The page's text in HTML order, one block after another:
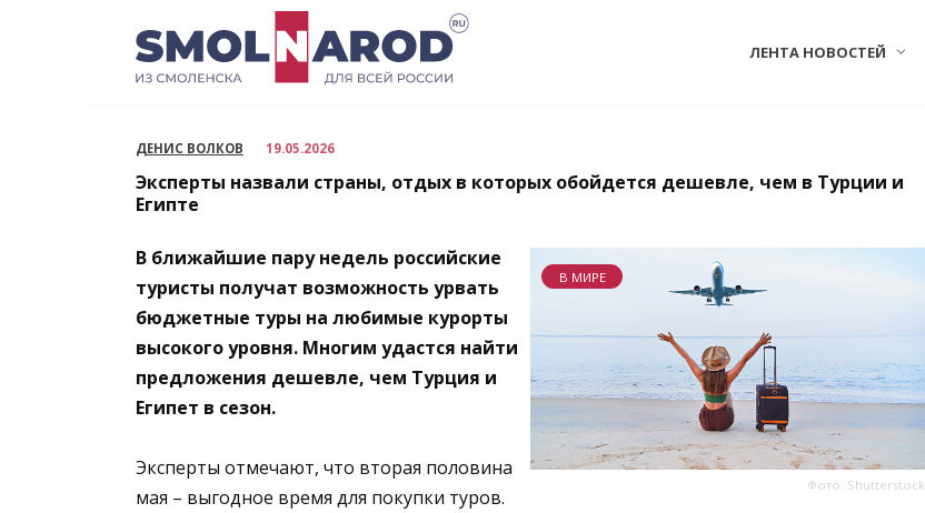
ЛЕНТА НОВОСТЕЙ
ДЕНИС ВОЛКОВ 19.05.2026
Эксперты назвали страны, отдых в которых обойдется дешевле, чем в Турции и
Египте
Фото: Shutterstock
В МИРЕ
В ближайшие пару недель российские
туристы получат возможность урвать
бюджетные туры на любимые курорты
высокого уровня. Многим удастся найти
предложения дешевле, чем Турция и
Египет в сезон.
Эксперты отмечают, что вторая половина
мая – выгодное время для покупки туров.